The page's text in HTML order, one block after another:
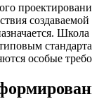
особые